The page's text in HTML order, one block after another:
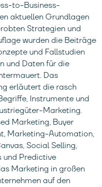
to-Business-
aktuellen Grundlagen
Strategien und
wurden die Beiträge
und Fallstudien
und Daten für die
Das
erläutert die rasch
Instrumente und
Marketing.
Marketing, Buyer
Marketing-Automation,
Social Selling,
und Predictive
Marketing in großen
auf den